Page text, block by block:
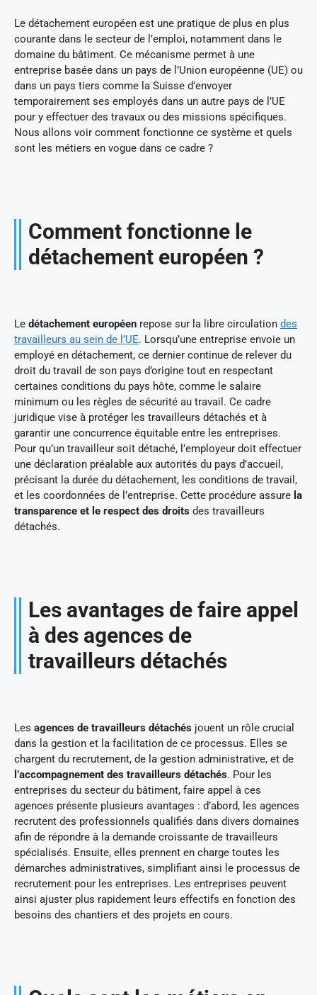
Le détachement européen est une pratique de plus en plus
courante dans le secteur de l’emploi, notamment dans le
domaine du bâtiment. Ce mécanisme permet à une
entreprise basée dans un pays de l’Union européenne (UE) ou
dans un pays tiers comme la Suisse d’envoyer
temporairement ses employés dans un autre pays de l’UE
pour y effectuer des travaux ou des missions spécifiques.
Nous allons voir comment fonctionne ce système et quels
sont les métiers en vogue dans ce cadre ?
Comment fonctionne le
détachement européen ?
Le détachement européen repose sur la libre circulation des
travailleurs au sein de l’UE. Lorsqu’une entreprise envoie un
employé en détachement, ce dernier continue de relever du
droit du travail de son pays d’origine tout en respectant
certaines conditions du pays hôte, comme le salaire
minimum ou les règles de sécurité au travail. Ce cadre
juridique vise à protéger les travailleurs détachés et à
garantir une concurrence équitable entre les entreprises.
Pour qu’un travailleur soit détaché, l’employeur doit effectuer
une déclaration préalable aux autorités du pays d’accueil,
précisant la durée du détachement, les conditions de travail,
et les coordonnées de l’entreprise. Cette procédure assure la
transparence et le respect des droits des travailleurs
détachés.
Les avantages de faire appel
à des agences de
travailleurs détachés
Les agences de travailleurs détachés jouent un rôle crucial
dans la gestion et la facilitation de ce processus. Elles se
chargent du recrutement, de la gestion administrative, et de
l’accompagnement des travailleurs détachés. Pour les
entreprises du secteur du bâtiment, faire appel à ces
agences présente plusieurs avantages : d’abord, les agences
recrutent des professionnels qualifiés dans divers domaines
afin de répondre à la demande croissante de travailleurs
spécialisés. Ensuite, elles prennent en charge toutes les
démarches administratives, simplifiant ainsi le processus de
recrutement pour les entreprises. Les entreprises peuvent
ainsi ajuster plus rapidement leurs effectifs en fonction des
besoins des chantiers et des projets en cours.